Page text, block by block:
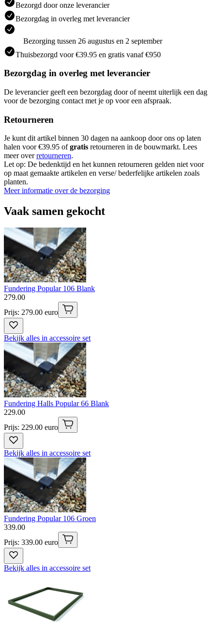
Bezorgd door onze leverancier
Bezorgdag in overleg met leverancier
Bezorging tussen 26 augustus en 2 september
Thuisbezorgd voor €39.95 en gratis vanaf €950
Bezorgdag in overleg met leverancier
De leverancier geeft een bezorgdag door of neemt uiterlijk een dag
voor de bezorging contact met je op voor een afspraak.
Retourneren
Je kunt dit artikel binnen 30 dagen na aankoop door ons op laten
halen voor €39.95 ofgratis retourneren in de bouwmarkt. Lees
meer overretourneren.
Let op: De bedenktijd en het kunnen retourneren gelden niet voor
op maat gemaakte artikelen en verse/ bederfelijke artikelen zoals
planten.
Meer informatie over de bezorging
Vaak samen gekocht
Fundering Popular 106 Blank
279.00
Prijs: 279.00 euro
Bekijk alles in accessoire set
Fundering Halls Popular 66 Blank
229.00
Prijs: 229.00 euro
Bekijk alles in accessoire set
Fundering Popular 106 Groen
339.00
Prijs: 339.00 euro
Bekijk alles in accessoire set